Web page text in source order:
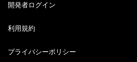
開発者ログイン
利用規約
プライバシーポリシー